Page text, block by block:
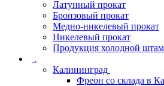
Латунный прокат
Бронзовый прокат
Медно-никелевый прокат
Никелевый прокат
Продукция холодной
.
Калининград
Фреон со склада в